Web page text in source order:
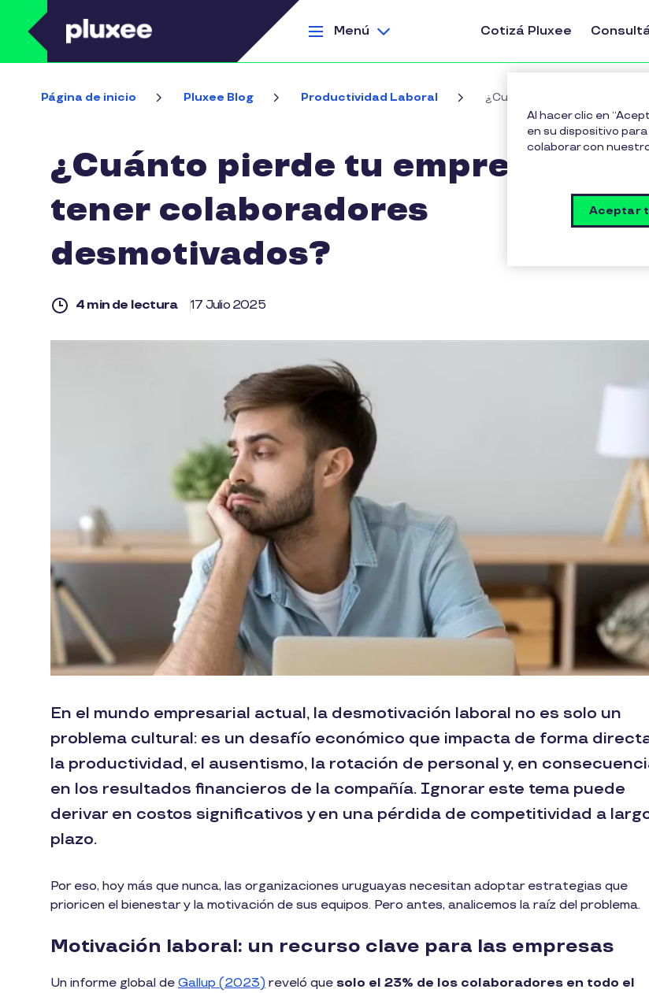
Pasar al contenido principal
Menú
Cotizá Pluxee
Página de inicio Pluxee Blog Productividad Laboral ¿Cuánto pierde tu empresa
¿Cuánto pierde tu empresa por
tener colaboradores
desmotivados?
4 min de lectura 17 Julio 2025
En el mundo empresarial actual, la desmotivación laboral no es solo un
problema cultural: es un desafío económico que impacta de forma
la productividad, el ausentismo, la rotación de personal y, en
en los resultados financieros de la compañía. Ignorar este tema puede
derivar en costos significativos y en una pérdida de competitividad a
plazo.
Por eso, hoy más que nunca, las organizaciones uruguayas necesitan adoptar estrategias que
prioricen el bienestar y la motivación de sus equipos. Pero antes, analicemos la raíz del problema.
Motivación laboral: un recurso clave para las empresas
Un informe global de Gallup (2023) reveló que solo el 23% de los colaboradores en todo el
Al hacer clic en
en su dispositivo
colaborar con
Aceptar